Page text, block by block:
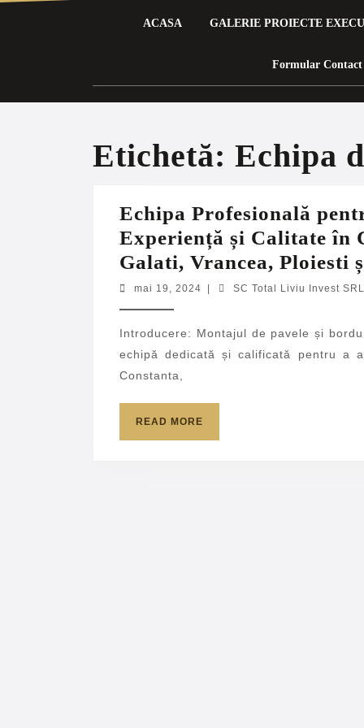
ACASA GALERIE PROIECTE
Formular Contact
Etichetă: Echipa
Echipa Profesională
Experiență și Calitate în
Galati, Vrancea, Ploiesti
mai 19, 2024 mai
SC Total Liviu Invest SRL
Introducere: Montajul de pavele și
echipă dedicată și calificată pentru a
Constanta,
READ MORE